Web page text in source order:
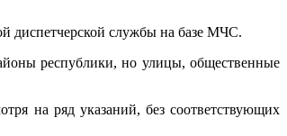
диспетчерской службы на базе МЧС.
республики, но улицы, общественные
на ряд указаний, без соответствующих